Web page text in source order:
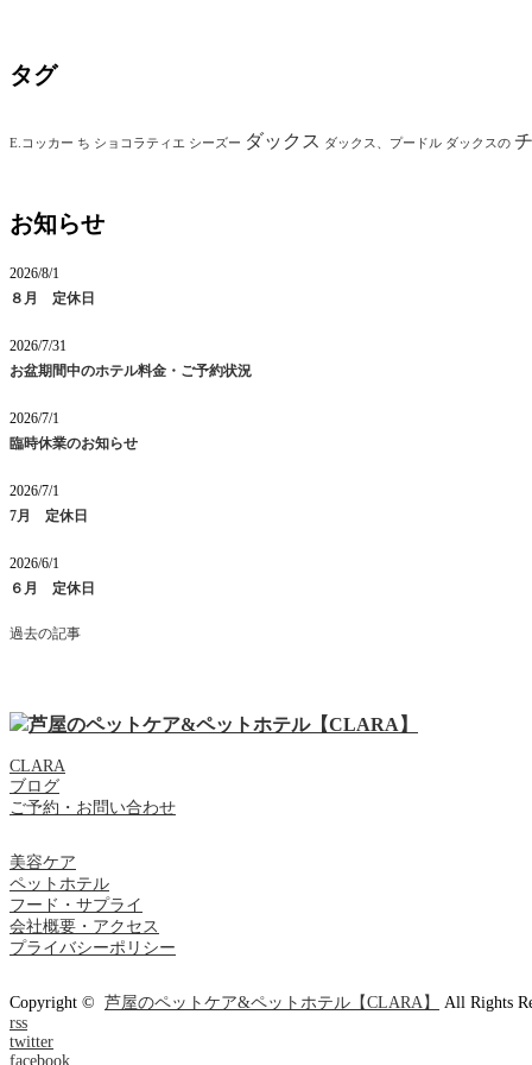
タグ
E.コッカー ち ショコラティエ シーズー ダックス ダックス、プードル ダックスの
お知らせ
2026/8/1
８月 定休日
2026/7/31
お盆期間中のホテル料金・ご予約状況
2026/7/1
臨時休業のお知らせ
2026/7/1
7月 定休日
2026/6/1
６月 定休日
過去の記事
CLARA
ブログ
ご予約・お問い合わせ
美容ケア
ペットホテル
フード・サプライ
会社概要・アクセス
プライバシーポリシー
Copyright © 芦屋のペットケア&ペットホテル【CLARA】
All Rights
rss
twitter
facebook